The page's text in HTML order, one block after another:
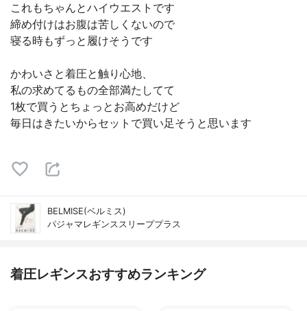
これもちゃんとハイウエストです
締め付けはお腹は苦しくないので
寝る時もずっと履けそうです
かわいさと着圧と触り心地、
私の求めてるもの全部満たしてて
1枚で買うとちょっとお高めだけど
毎日はきたいからセットで買い足そうと思います
BELMISE(ベルミス)
パジャマレギンススリーププラス
着圧レギンスおすすめランキング